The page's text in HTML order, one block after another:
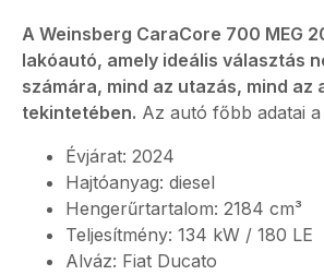
A Weinsberg CaraCore 700 MEG
lakóautó, amely ideális választás
számára, mind az utazás, mind az
tekintetében. Az autó főbb adatai
Évjárat: 2024
Hajtóanyag: diesel
Hengerűrtartalom: 2184 cm³
Teljesítmény: 134 kW / 180 LE
Alváz: Fiat Ducato